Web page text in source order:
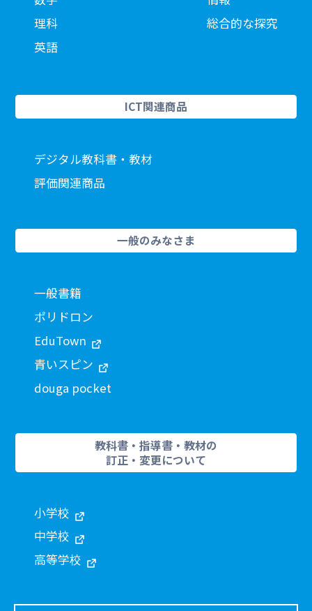
理科
英語
総合的な探究
ICT関連商品
デジタル教科書・教材
評価関連商品
一般のみなさま
一般書籍
ポリドロン
EduTown
青いスピン
douga pocket
教科書・指導書・教材の
訂正・変更について
小学校
中学校
高等学校